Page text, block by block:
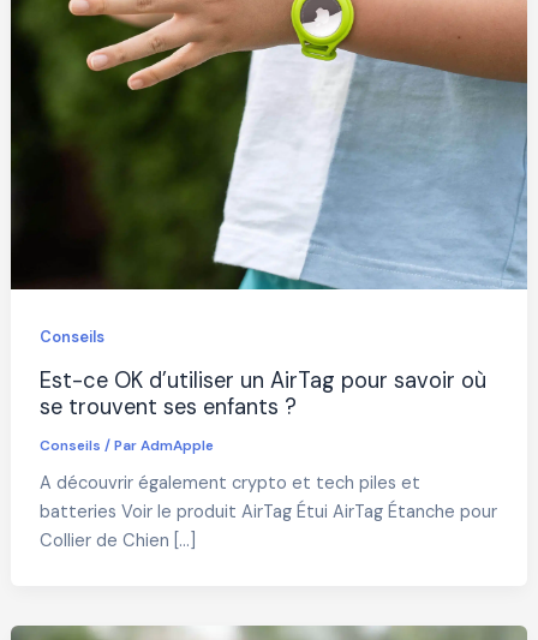
Conseils
Est-ce OK d’utiliser un AirTag pour savoir où
se trouvent ses enfants ?
Conseils / ParAdmApple
A découvrir également crypto et tech piles et
batteries Voir le produit AirTag Étui AirTag Étanche pour
Collier de Chien […]